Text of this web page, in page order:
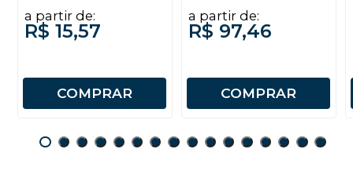
a partir de:
R$ 15,57
COMPRAR
a partir de:
R$ 97,46
COMPRAR